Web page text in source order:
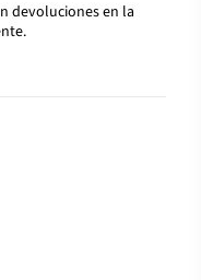
devoluciones en la